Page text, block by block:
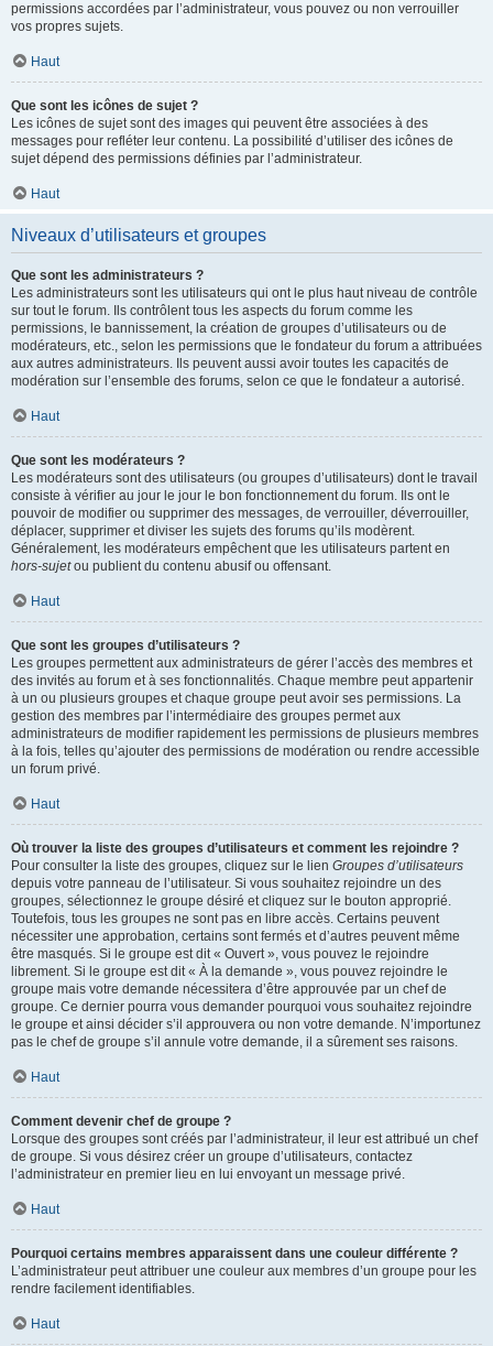
permissions accordées par l’administrateur, vous pouvez ou non verrouiller
vos propres sujets.
Haut
Que sont les icônes de sujet ?
Les icônes de sujet sont des images qui peuvent être associées à des
messages pour refléter leur contenu. La possibilité d’utiliser des icônes de
sujet dépend des permissions définies par l’administrateur.
Haut
Niveaux d’utilisateurs et groupes
Que sont les administrateurs ?
Les administrateurs sont les utilisateurs qui ont le plus haut niveau de contrôle
sur tout le forum. Ils contrôlent tous les aspects du forum comme les
permissions, le bannissement, la création de groupes d’utilisateurs ou de
modérateurs, etc., selon les permissions que le fondateur du forum a attribuées
aux autres administrateurs. Ils peuvent aussi avoir toutes les capacités de
modération sur l’ensemble des forums, selon ce que le fondateur a autorisé.
Haut
Que sont les modérateurs ?
Les modérateurs sont des utilisateurs (ou groupes d’utilisateurs) dont le travail
consiste à vérifier au jour le jour le bon fonctionnement du forum. Ils ont le
pouvoir de modifier ou supprimer des messages, de verrouiller, déverrouiller,
déplacer, supprimer et diviser les sujets des forums qu’ils modèrent.
Généralement, les modérateurs empêchent que les utilisateurs partent en
hors-sujetou publient du contenu abusif ou offensant.
Haut
Que sont les groupes d’utilisateurs ?
Les groupes permettent aux administrateurs de gérer l’accès des membres et
des invités au forum et à ses fonctionnalités. Chaque membre peut appartenir
à un ou plusieurs groupes et chaque groupe peut avoir ses permissions. La
gestion des membres par l’intermédiaire des groupes permet aux
administrateurs de modifier rapidement les permissions de plusieurs membres
à la fois, telles qu’ajouter des permissions de modération ou rendre accessible
un forum privé.
Haut
Où trouver la liste des groupes d’utilisateurs et comment les rejoindre ?
Pour consulter la liste des groupes, cliquez sur le lien Groupes d’utilisateurs
depuis votre panneau de l’utilisateur. Si vous souhaitez rejoindre un des
groupes, sélectionnez le groupe désiré et cliquez sur le bouton approprié.
Toutefois, tous les groupes ne sont pas en libre accès. Certains peuvent
nécessiter une approbation, certains sont fermés et d’autres peuvent même
être masqués. Si le groupe est dit « Ouvert », vous pouvez le rejoindre
librement. Si le groupe est dit « À la demande », vous pouvez rejoindre le
groupe mais votre demande nécessitera d’être approuvée par un chef de
groupe. Ce dernier pourra vous demander pourquoi vous souhaitez rejoindre
le groupe et ainsi décider s’il approuvera ou non votre demande. N’importunez
pas le chef de groupe s’il annule votre demande, il a sûrement ses raisons.
Haut
Comment devenir chef de groupe ?
Lorsque des groupes sont créés par l’administrateur, il leur est attribué un chef
de groupe. Si vous désirez créer un groupe d’utilisateurs, contactez
l’administrateur en premier lieu en lui envoyant un message privé.
Haut
Pourquoi certains membres apparaissent dans une couleur différente ?
L’administrateur peut attribuer une couleur aux membres d’un groupe pour les
rendre facilement identifiables.
Haut